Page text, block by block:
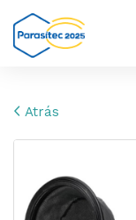
Atrás